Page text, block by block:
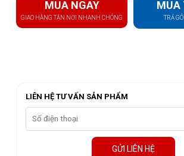
MUA NGAY
GIAO HÀNG TẬN NƠI NHANH CHÓNG
MUA
TRẢ
LIÊN HỆ TƯ VẤN SẢN PHẨM
GỬI LIÊN HỆ